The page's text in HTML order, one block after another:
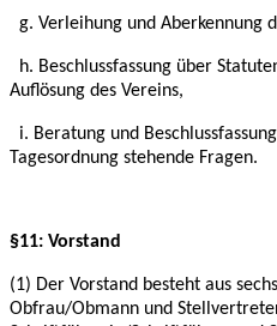
g. Verleihung und Aberkennung
h. Beschlussfassung über
Auflösung des Vereins,
i. Beratung und
Tagesordnung stehende Fragen.
§11: Vorstand
(1) Der Vorstand besteht aus
Obfrau/Obmann und